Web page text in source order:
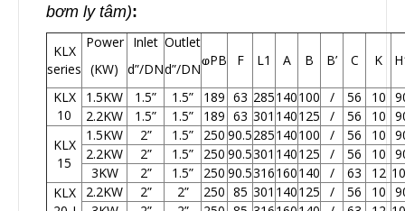
bơm ly tâm):
KLX
series
Power
(KW)
Inlet
d”/DN
Outlet
d”/DN
ⱷPB F L1 A B B’ C K
KLX
10
1.5KW 1.5” 1.5” 189 63 285140100 / 56 10
2.2KW
1.5” 1.5” 189 63 301 140125 / 56 10
KLX
15
1.5KW 2” 1.5” 250 90.5285140100 / 56 10
2.2KW
2” 1.5” 250 90.5301 140125 / 56 10
3KW
2” 1.5” 250 90.5316160140 / 63 12
KLX
2.2KW 2” 2” 250 85 301 140125 / 56 10